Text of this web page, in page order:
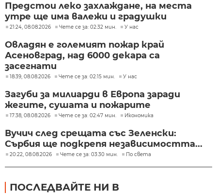
Предстои леко захлаждане, на места
утре ще има валежи и градушки
21:24, 08.08.2026 Чете се за: 02:32 мин. У нас
Овладян е големият пожар край
Асеновград, над 6000 декара са
засегнати
18:39, 08.08.2026 Чете се за: 02:15 мин. У нас
Загуби за милиарди в Европа заради
жегите, сушата и пожарите
17:38, 08.08.2026 Чете се за: 02:47 мин. Икономика
Вучич след срещата със Зеленски:
Сърбия ще подкрепя независимостта...
20:22, 08.08.2026 Чете се за: 03:30 мин. По света
ПОСЛЕДВАЙТЕ НИ В